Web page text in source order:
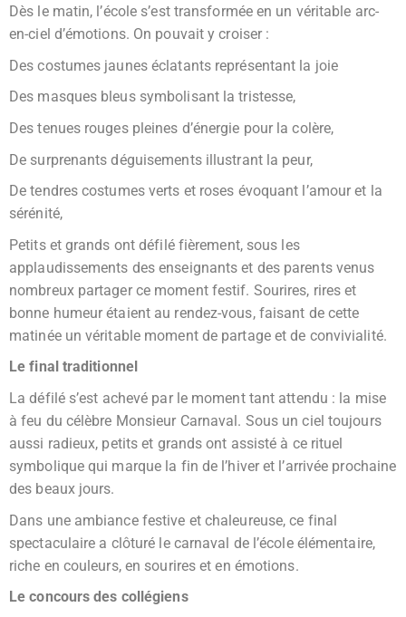
Dès le matin, l’école s’est transformée en un véritable arc-
en-ciel d’émotions. On pouvait y croiser :
Des costumes jaunes éclatants représentant la joie
Des masques bleus symbolisant la tristesse,
Des tenues rouges pleines d’énergie pour la colère,
De surprenants déguisements illustrant la peur,
De tendres costumes verts et roses évoquant l’amour et la
sérénité,
Petits et grands ont défilé fièrement, sous les
applaudissements des enseignants et des parents venus
nombreux partager ce moment festif. Sourires, rires et
bonne humeur étaient au rendez-vous, faisant de cette
matinée un véritable moment de partage et de convivialité.
Le final traditionnel
La défilé s’est achevé par le moment tant attendu : la mise
à feu du célèbre Monsieur Carnaval. Sous un ciel toujours
aussi radieux, petits et grands ont assisté à ce rituel
symbolique qui marque la fin de l’hiver et l’arrivée prochaine
des beaux jours.
Dans une ambiance festive et chaleureuse, ce final
spectaculaire a clôturé le carnaval de l’école élémentaire,
riche en couleurs, en sourires et en émotions.
Le concours des collégiens